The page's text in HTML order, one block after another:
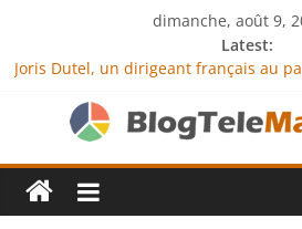
dimanche, août 9,
Latest:
Joris Dutel, un dirigeant français au
Agria Assurance Animaux : comment
démarque-t-elle de la concurrence ?
JCA Academy : l’excellence au service
financière
Denis Bouclon : la diplomatie